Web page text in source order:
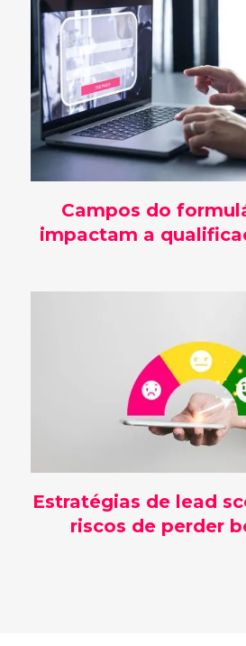
Campos do
impactam a
Estratégias de lead
riscos de perder